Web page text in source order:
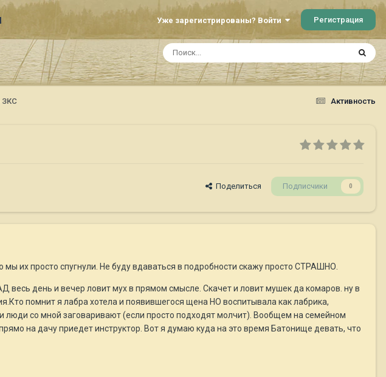
Уже зарегистрированы? Войти Регистрация
Активность
ЗКС
Поделиться Подписчики 0
их просто спугнули. Не буду вдаваться в подробности скажу просто СТРАШНО.
весь день и вечер ловит мух в прямом смысле. Скачет и ловит мушек да комаров. ну в
помнит я лабра хотела и появившегося щена НО воспитывала как лабрика,
люди со мной заговаривают (если просто подходят молчит). Вообщем на семейном
на дачу приедет инструктор. Вот я думаю куда на это время Батонище девать, что